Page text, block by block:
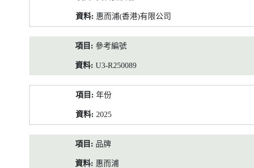
料
惠而浦(香港)有限公司
參考編號
U3-R250089
年份
2025
品牌
惠而浦